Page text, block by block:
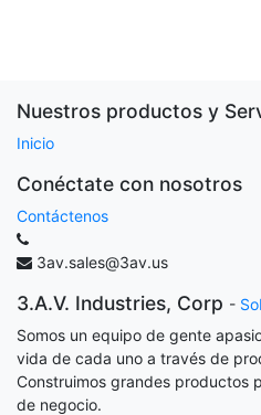
Nuestros productos y
Inicio
Conéctate con nosotros
Contáctenos
3av.sales@3av.us
3.A.V. Industries, Corp -
Somos un equipo de gente
vida de cada uno a través de
Construimos grandes productos
de negocio.